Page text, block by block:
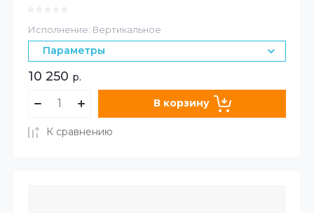
Исполнение: Вертикальное
Параметры
10 250 р.
В корзину
К сравнению